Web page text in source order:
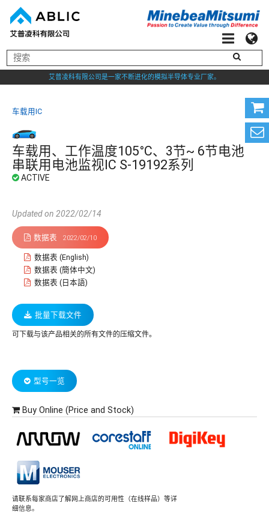
艾普凌科有限公司是一家不断进化的模拟半导体专业厂家。
车载用IC
车载用、工作温度105°C、3节~ 6节电池
串联用电池监视IC S-19192系列
Updated on 2022/02/14
数据表 2022/02/10
数据表 (English)
数据表 (簡体中文)
数据表 (日本語)
批量下载文件
可下载与该产品相关的所有文件的压缩文件。
型号一览
Buy Online (Price and Stock)
请联系每家商店了解网上商店的可用性（在线样品）等详
细信息。